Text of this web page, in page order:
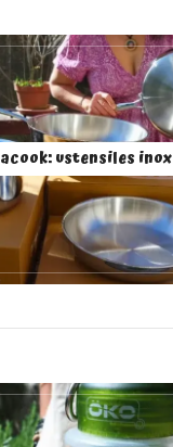
ustensiles inox